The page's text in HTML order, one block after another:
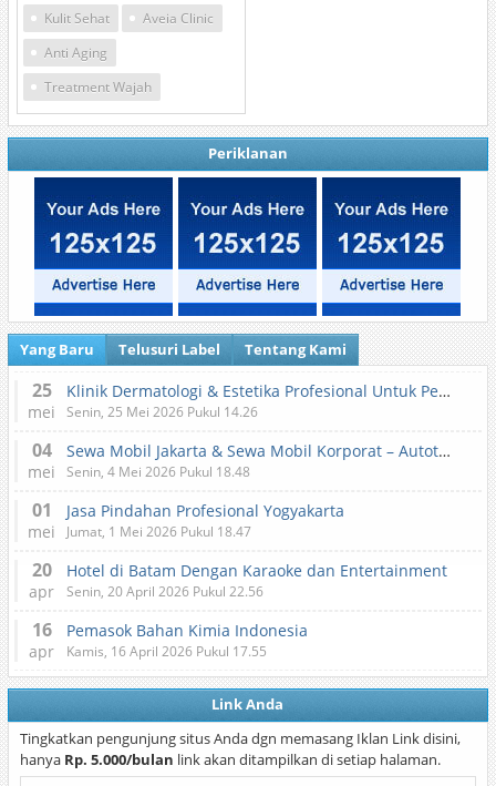
Kulit Sehat
Aveia Clinic
Anti Aging
Treatment Wajah
Periklanan
Yang Baru Telusuri Label Tentang Kami
25
mei
Klinik Dermatologi & Estetika Profesional Untuk Perawatan Kulit dan Kecantikan
Senin, 25 Mei 2026 Pukul 14.26
04
mei
Sewa Mobil Jakarta & Sewa Mobil Korporat – Autotranz Indonesia
Senin, 4 Mei 2026 Pukul 18.48
01
mei
Jasa Pindahan Profesional Yogyakarta
Jumat, 1 Mei 2026 Pukul 18.47
20
apr
Hotel di Batam Dengan Karaoke dan Entertainment
Senin, 20 April 2026 Pukul 22.56
16
apr
Pemasok Bahan Kimia Indonesia
Kamis, 16 April 2026 Pukul 17.55
Link Anda
Tingkatkan pengunjung situs Anda dgn memasang Iklan Link disini,
hanya Rp. 5.000/bulan link akan ditampilkan di setiap halaman.